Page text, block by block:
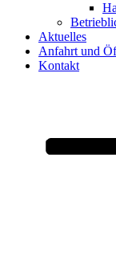
Aktuelles
Anfahrt und
Kontakt